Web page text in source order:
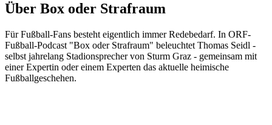
Über Box oder Strafraum
Für Fußball-Fans besteht eigentlich immer Redebedarf. In ORF-
Fußball-Podcast "Box oder Strafraum" beleuchtet Thomas Seidl -
selbst jahrelang Stadionsprecher von Sturm Graz - gemeinsam mit
einer Expertin oder einem Experten das aktuelle heimische
Fußballgeschehen.